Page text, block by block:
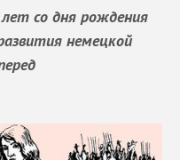
со дня рождения
немецкой